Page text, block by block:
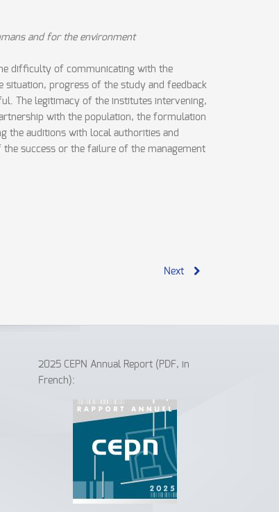
and for the environment
difficulty of communicating with the
situation, progress of the study and feedback
The legitimacy of the institutes intervening,
with the population, the formulation
the auditions with local authorities and
success or the failure of the management
Next
2025 CEPN Annual Report (PDF, in
French):